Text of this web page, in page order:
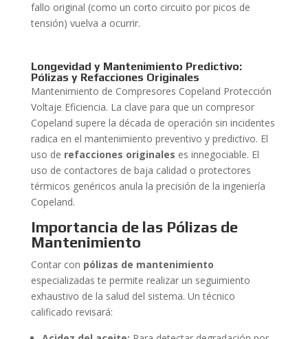
fallo original (como un corto circuito por picos de
tensión) vuelva a ocurrir.
Longevidad y Mantenimiento Predictivo:
Pólizas y Refacciones Originales
Mantenimiento de Compresores Copeland Protección
Voltaje Eficiencia. La clave para que un compresor
Copeland supere la década de operación sin incidentes
radica en el mantenimiento preventivo y predictivo. El
uso de refacciones originales es innegociable. El
uso de contactores de baja calidad o protectores
térmicos genéricos anula la precisión de la ingeniería
Copeland.
Importancia de las Pólizas de
Mantenimiento
Contar con pólizas de mantenimiento
especializadas te permite realizar un seguimiento
exhaustivo de la salud del sistema. Un técnico
calificado revisará: